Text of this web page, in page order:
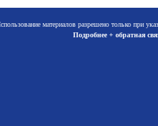
материалов разрешено только при
Подробнее + обратная